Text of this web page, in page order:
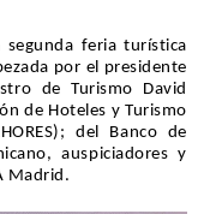
segunda feria turística
por el presidente
de Turismo David
de Hoteles y Turismo
del Banco de
auspiciadores y
Madrid.